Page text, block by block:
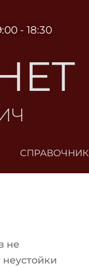
- 18:30
СПРАВОЧНИК
не